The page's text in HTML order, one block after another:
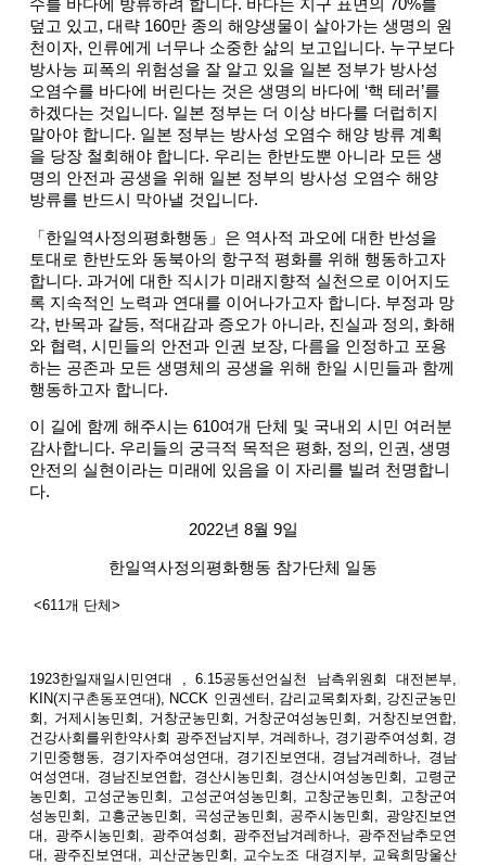
수를 바다에 방류하려 합니다. 바다는 지구 표면의 70%를
덮고 있고, 대략 160만 종의 해양생물이 살아가는 생명의 원
천이자, 인류에게 너무나 소중한 삶의 보고입니다. 누구보다
방사능 피폭의 위험성을 잘 알고 있을 일본 정부가 방사성
오염수를 바다에 버린다는 것은 생명의 바다에 ‘핵 테러’를
하겠다는 것입니다. 일본 정부는 더 이상 바다를 더럽히지
말아야 합니다. 일본 정부는 방사성 오염수 해양 방류 계획
을 당장 철회해야 합니다. 우리는 한반도뿐 아니라 모든 생
명의 안전과 공생을 위해 일본 정부의 방사성 오염수 해양
방류를 반드시 막아낼 것입니다.
「한일역사정의평화행동」은 역사적 과오에 대한 반성을
토대로 한반도와 동북아의 항구적 평화를 위해 행동하고자
합니다. 과거에 대한 직시가 미래지향적 실천으로 이어지도
록 지속적인 노력과 연대를 이어나가고자 합니다. 부정과 망
각, 반목과 갈등, 적대감과 증오가 아니라, 진실과 정의, 화해
와 협력, 시민들의 안전과 인권 보장, 다름을 인정하고 포용
하는 공존과 모든 생명체의 공생을 위해 한일 시민들과 함께
행동하고자 합니다.
이 길에 함께 해주시는 610여개 단체 및 국내외 시민 여러분
감사합니다. 우리들의 궁극적 목적은 평화, 정의, 인권, 생명
안전의 실현이라는 미래에 있음을 이 자리를 빌려 천명합니
다.
2022년 8월 9일
한일역사정의평화행동 참가단체 일동
<611개 단체>
1923한일재일시민연대 , 6.15공동선언실천 남측위원회 대전본부,
KIN(지구촌동포연대), NCCK 인권센터, 감리교목회자회, 강진군농민
회, 거제시농민회, 거창군농민회, 거창군여성농민회, 거창진보연합,
건강사회를위한약사회 광주전남지부, 겨레하나, 경기광주여성회, 경
기민중행동, 경기자주여성연대, 경기진보연대, 경남겨레하나, 경남
여성연대, 경남진보연합, 경산시농민회, 경산시여성농민회, 고령군
농민회, 고성군농민회, 고성군여성농민회, 고창군농민회, 고창군여
성농민회, 고흥군농민회, 곡성군농민회, 공주시농민회, 광양진보연
대, 광주시농민회, 광주여성회, 광주전남겨레하나, 광주전남추모연
대, 광주진보연대, 괴산군농민회, 교수노조 대경지부, 교육희망울산